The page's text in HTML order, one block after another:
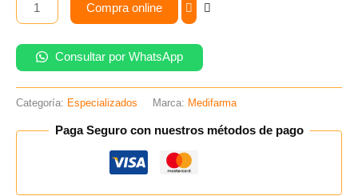
30ml
Compra online
Consultar por WhatsApp
Categoría: Especializados Marca: Medifarma
Paga Seguro con nuestros métodos de pago